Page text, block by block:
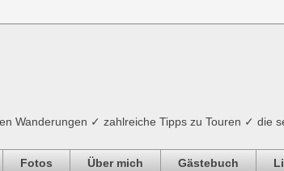
Wanderungen ✓ zahlreiche Tipps zu Touren ✓ die
Fotos Über mich Gästebuch